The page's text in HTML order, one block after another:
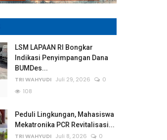
LSM LAPAAN RI Bongkar
Indikasi Penyimpangan Dana
BUMDes...
TRI WAHYUDI Juli 29, 2026
0
108
Peduli Lingkungan, Mahasiswa
Mekatronika PCR Revitalisasi...
TRI WAHYUDI Juli 8, 2026
0